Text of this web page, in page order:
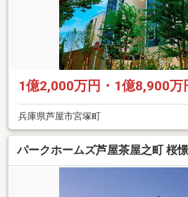
1億2,000万円・1億8,900万
兵庫県芦屋市宮塚町
パークホームズ芦屋茶屋之町 桜